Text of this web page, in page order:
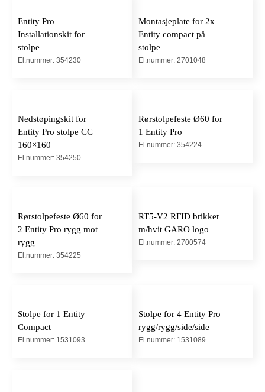
Entity Pro
Installationskit for
stolpe
El.nummer: 354230
Montasjeplate for 2x
Entity compact på
stolpe
El.nummer: 2701048
Nedstøpingskit for
Entity Pro stolpe CC
160×160
El.nummer: 354250
Rørstolpefeste Ø60 for
1 Entity Pro
El.nummer: 354224
Rørstolpefeste Ø60 for
2 Entity Pro rygg mot
rygg
El.nummer: 354225
RT5-V2 RFID brikker
m/hvit GARO logo
El.nummer: 2700574
Stolpe for 1 Entity
Compact
El.nummer: 1531093
Stolpe for 4 Entity Pro
rygg/rygg/side/side
El.nummer: 1531089